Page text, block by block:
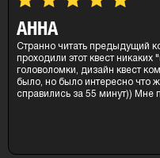
АННА
Странно читать предыдущий
проходили этот квест
головоломки, дизайн квест
было, но было интересно что
справились за 55 минут)) Мне